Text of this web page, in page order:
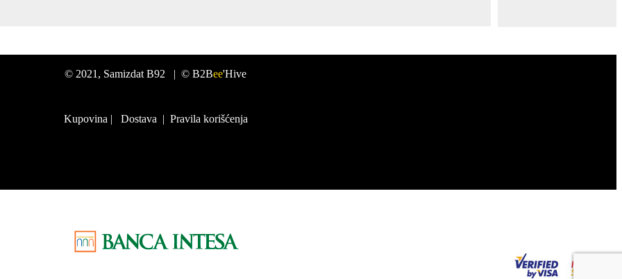
© 2021 , Samizdat B92 | © B2Bee'Hive
Kupovina | Dostava | Pravila korišćenja